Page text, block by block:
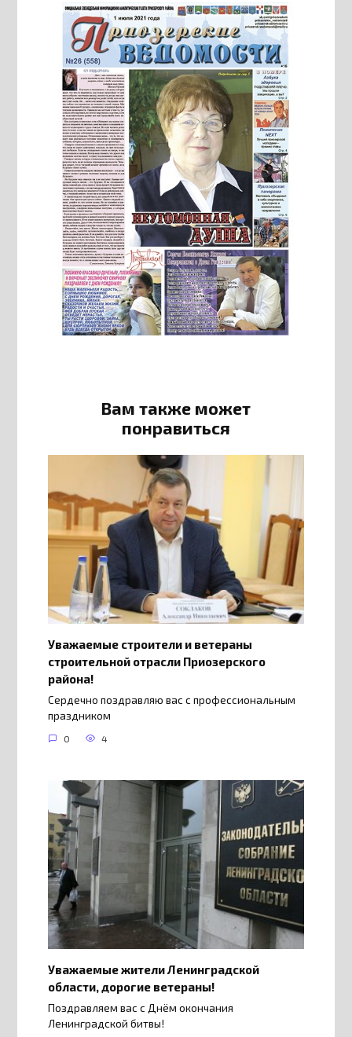
Вам также может
понравиться
Уважаемые строители и ветераны
строительной отрасли Приозерского
района!
Сердечно поздравляю вас с профессиональным
праздником
0 4
Уважаемые жители Ленинградской
области, дорогие ветераны!
Поздравляем вас с Днём окончания
Ленинградской битвы!